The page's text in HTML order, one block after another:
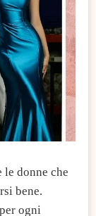
le donne che
bene.
ogni